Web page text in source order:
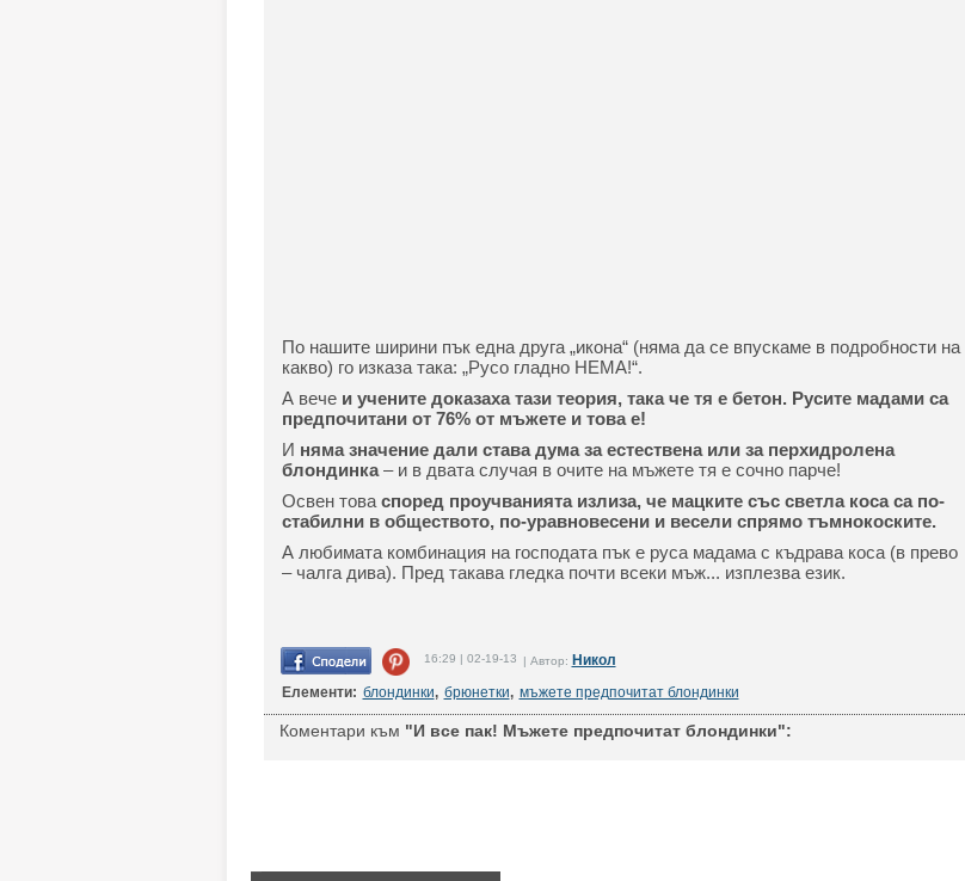
По нашите ширини пък една друга „икона“ (няма да се впускаме в подробности на
какво) го изказа така: „Русо гладно НЕМА!“.
А вече и учените доказаха тази теория, така че тя е бетон. Русите мадами са
предпочитани от 76% от мъжете и това е!
И няма значение дали става дума за естествена или за перхидролена
блондинка– и в двата случая в очите на мъжете тя е сочно парче!
Освен това според проучванията излиза, че мацките със светла коса са по-
стабилни в обществото, по-уравновесени и весели спрямо тъмнокоските.
А любимата комбинация на господата пък е руса мадама с къдрава коса (в прево
– чалга дива). Пред такава гледка почти всеки мъж... изплезва език.
16:29 | 02-19-13 | Автор: Никол
Елементи: блондинки, брюнетки, мъжете предпочитат блондинки
Коментари към "И все пак! Мъжете предпочитат блондинки":